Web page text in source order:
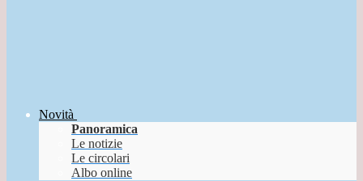
Novità
Panoramica
Le notizie
Le circolari
Albo online